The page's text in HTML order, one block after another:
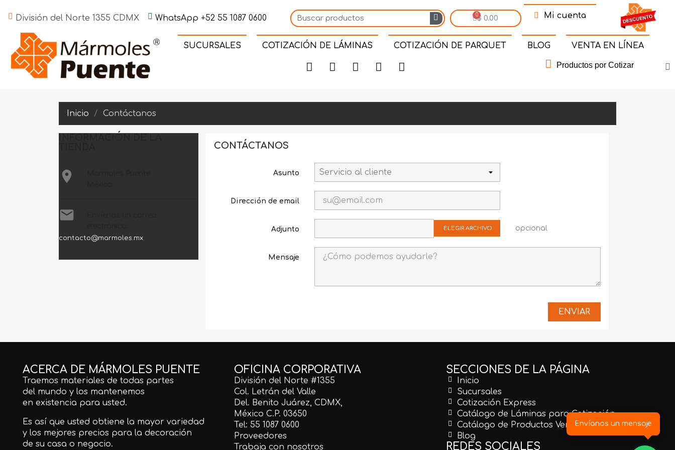
División del Norte 1355 CDMX WhatsApp +52 55 1087 0600 $ 0.00 Mi cuenta
SUCURSALES COTIZACIÓN DE LÁMINAS COTIZACIÓN DE PARQUET BLOG VENTA EN LÍNEA
Productos por Cotizar
Inicio Contáctanos


contacto@marmoles.mx
CONTÁCTANOS
Asunto
Dirección de email
Adjunto ELEGIR ARCHIVO opcional
Mensaje
ACERCA DE MÁRMOLES PUENTE
Traemos materiales de todas partes
del mundo y los mantenemos
en existencia para usted.
Es así que usted obtiene la mayor variedad
y los mejores precios para la decoración
de su casa o negocio.
OFICINA CORPORATIVA
División del Norte #1355
Col. Letrán del Valle
Del. Benito Juárez, CDMX,
México C.P. 03650
Tel: 55 1087 0600
Proveedores
Trabaja con nosotros
SECCIONES DE LA PÁGINA
Inicio
Sucursales
Cotización Express
Catálogo de Láminas para Cotización
Catálogo de Productos Venta en Línea
Blog
REDES SOCIALES
Envíanos un mensaje